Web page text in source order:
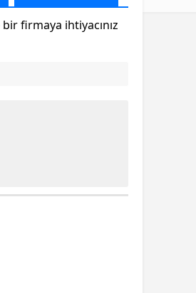
firmaya ihtiyacınız